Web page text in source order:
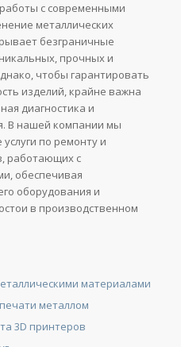
с современными
металлических
безграничные
прочных и
чтобы гарантировать
изделий, крайне важна
диагностика и
В нашей компании мы
по ремонту и
работающих с
обеспечивая
оборудования и
в производственном
материалами
металлом
3D принтеров